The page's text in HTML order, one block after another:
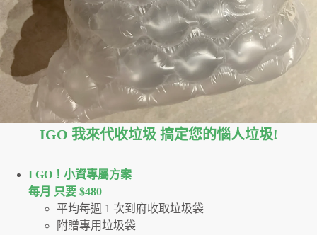
IGO 我來代收垃圾 搞定您的惱人垃圾!
I GO！⼩資專屬⽅案
每月 只要 $480
平均每週 1 次到府收取垃圾袋
附贈專用垃圾袋